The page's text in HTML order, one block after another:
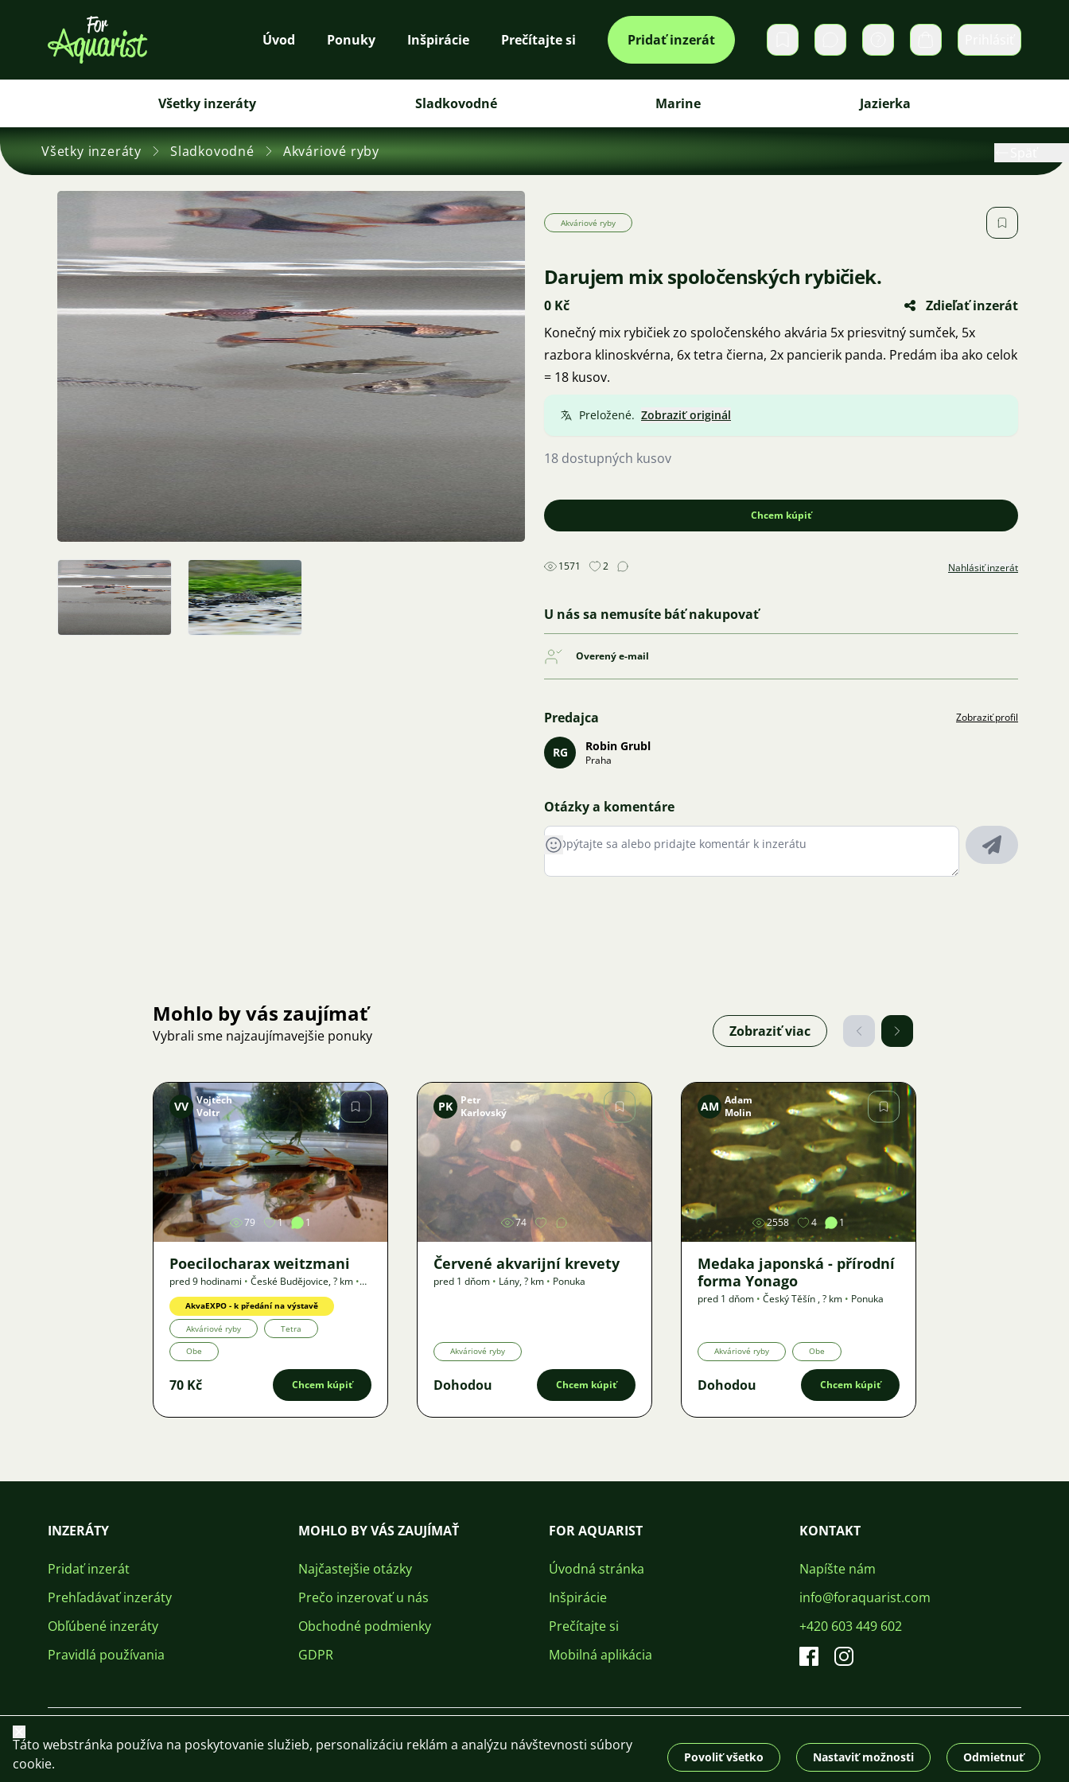
Úvod Ponuky Inšpirácie Prečítajte si Pridať inzerát Súkromné správy Košík
Všetky inzeráty Sladkovodné Marine Jazierka
Všetky inzeráty Sladkovodné Akváriové ryby
Akváriové ryby
Darujem mix spoločenských rybičiek.
0 Kč
Zdieľať inzerát
Konečný mix rybičiek zo spoločenského akvária 5x priesvitný sumček, 5x
razbora klinoskvérna, 6x tetra čierna, 2x pancierik panda. Predám iba ako celok
= 18 kusov.
Preložené. Zobraziť originál
18 dostupných kusov
Chcem kúpiť
1571 2 Nahlásiť inzerát
U nás sa nemusíte báť nakupovať
Overený e-mail
Predajca Zobraziť profil
RG Robin Grubl
Praha
Otázky a komentáre
Mohlo by vás zaujímať
Vybrali sme najzaujímavejšie ponuky Zobraziť viac
Obrázok
VV Vojtěch
Voltr
79 1 1
Poecilocharax weitzmani
pred 9 hodinami • České Budějovice,? km •
Ponuka
AkvaEXPO - k předání na výstavě
Akváriové ryby Tetra
Obe
70 Kč Chcem kúpiť
Obrázok
PK
Petr
Karlovský
74
Červené akvarijní krevety
pred 1 dňom • Lány,? km • Ponuka
Akváriové ryby
Dohodou Chcem kúpiť
Obrázok
AM Adam
Molin
2558 4 1
Medaka japonská - přírodní
forma Yonago
pred 1 dňom • Český Těšín ,? km • Ponuka
Akváriové ryby Obe
Dohodou Chcem kúpiť
INZERÁTY
Pridať inzerát
Prehľadávať inzeráty
Obľúbené inzeráty
Pravidlá používania
MOHLO BY VÁS ZAUJÍMAŤ
Najčastejšie otázky
Prečo inzerovať u nás
Obchodné podmienky
GDPR
FOR AQUARIST
Úvodná stránka
Inšpirácie
Prečítajte si
Mobilná aplikácia
KONTAKT
Napíšte nám
info@foraquarist.com
+420 603 449 602
CS EN PL DE © 2026 For Aquarist
Zavrieť
Táto webstránka používa na poskytovanie služieb, personalizáciu reklám a analýzu návštevnosti súbory
cookie.
Povoliť všetko Nastaviť možnosti Odmietnuť